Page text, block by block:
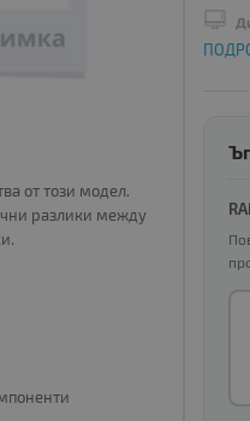
от този модел.
разлики между